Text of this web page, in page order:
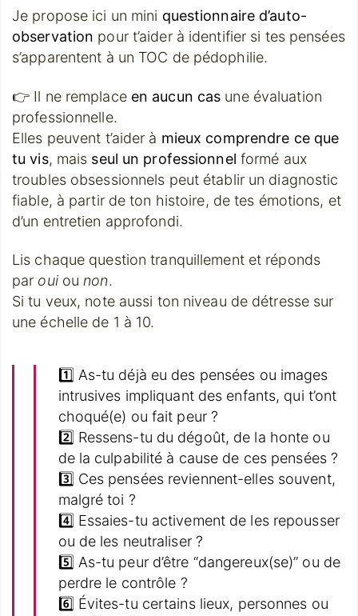
Je propose ici un mini questionnaire d’auto-
observation pour t’aider à identifier si tes pensées
s’apparentent à un TOC de pédophilie.
👉 Il ne remplace en aucun cas une évaluation
professionnelle.
Elles peuvent t’aider à mieux comprendre ce que
tu vis, mais seul un professionnel formé aux
troubles obsessionnels peut établir un diagnostic
fiable, à partir de ton histoire, de tes émotions, et
d’un entretien approfondi.
Lis chaque question tranquillement et réponds
par ouiou non.
Si tu veux, note aussi ton niveau de détresse sur
une échelle de 1 à 10.
1️⃣ As-tu déjà eu des pensées ou images
intrusives impliquant des enfants, qui t’ont
choqué(e) ou fait peur ?
2️⃣ Ressens-tu du dégoût, de la honte ou
de la culpabilité à cause de ces pensées ?
3️⃣ Ces pensées reviennent-elles souvent,
malgré toi ?
4️⃣ Essaies-tu activement de les repousser
ou de les neutraliser ?
5️⃣ As-tu peur d’être “dangereux(se)” ou de
perdre le contrôle ?
6️⃣ Évites-tu certains lieux, personnes ou